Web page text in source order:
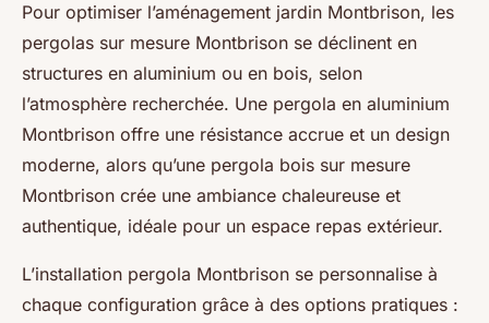
Pour optimiser l’aménagement jardin Montbrison, les
pergolas sur mesure Montbrison se déclinent en
structures en aluminium ou en bois, selon
l’atmosphère recherchée. Une pergola en aluminium
Montbrison offre une résistance accrue et un design
moderne, alors qu’une pergola bois sur mesure
Montbrison crée une ambiance chaleureuse et
authentique, idéale pour un espace repas extérieur.
L’installation pergola Montbrison se personnalise à
chaque configuration grâce à des options pratiques :